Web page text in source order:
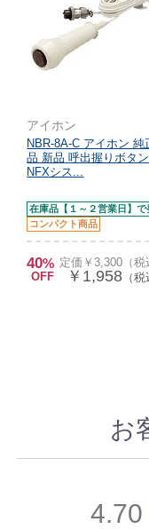
アイホン
NBR-8A-C アイホン 純
品 新品 呼出握りボタン
NFXシス...
在庫品【１～２営業日】で
コンパクト商品
40%
OFF
定価￥3,300（税
￥1,958 （税
お
4.70